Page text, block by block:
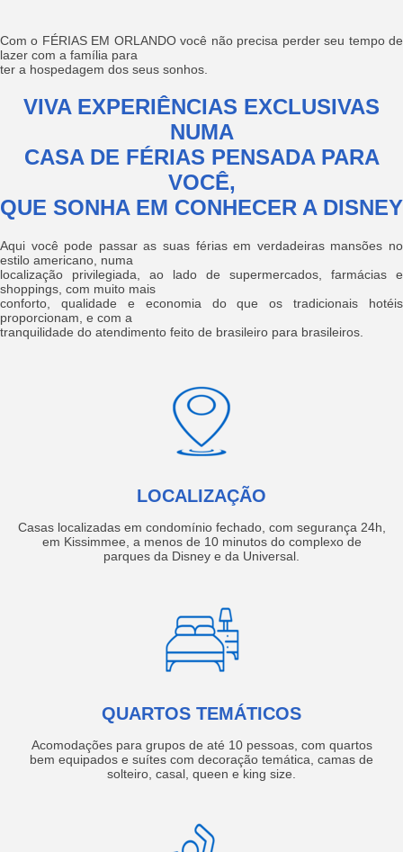
Com o FÉRIAS EM ORLANDO você não precisa perder seu tempo de
lazer com a família para
ter a hospedagem dos seus sonhos.
VIVA EXPERIÊNCIAS EXCLUSIVAS
NUMA
CASA DE FÉRIAS PENSADA PARA
VOCÊ,
QUE SONHA EM CONHECER A DISNEY
Aqui você pode passar as suas férias em verdadeiras mansões no
estilo americano, numa
localização privilegiada, ao lado de supermercados, farmácias e
shoppings, com muito mais
conforto, qualidade e economia do que os tradicionais hotéis
proporcionam, e com a
tranquilidade do atendimento feito de brasileiro para brasileiros.
LOCALIZAÇÃO
Casas localizadas em condomínio fechado, com segurança 24h,
em Kissimmee, a menos de 10 minutos do complexo de
parques da Disney e da Universal.
QUARTOS TEMÁTICOS
Acomodações para grupos de até 10 pessoas, com quartos
bem equipados e suítes com decoração temática, camas de
solteiro, casal, queen e king size.